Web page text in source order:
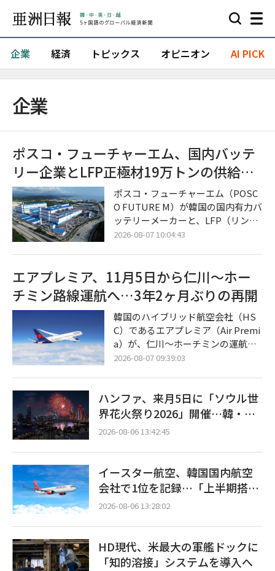
企業 経済 トピックス オピニオン AI PICK
企業
ポスコ・フューチャーエム、国内バッテ
リー企業とLFP正極材19万トンの供給契
約を締結
ポスコ・フューチャーエム（POSC
O FUTURE M）が韓国の国内有力バ
ッテリーメーカーと、LFP（リン酸
鉄リチウム）用正極材の大規模な長
合意は、北米におけるエネルギー貯
蔵システム（ESS）の爆発的な需要
に先手を打って対応するために締結
されたものである。ポスコ・フュー
チャーエムは来年から2032年までの
6年間、19万トン以上のLFP用正極
材を同バッテリー企業に供給する予
ついての詳細な協議を進め、第3四
半期中に正式契
2026-08-07 10:04:43
エアプレミア、11月5日から仁川〜ホー
チミン路線運航へ…3年2ヶ月ぶりの再開
韓国のハイブリッド航空会社（HS
C）であるエアプレミア（Air Premi
a）が、仁川〜ホーチミンの運航を
再開する。同社は7日、今年11月5日
来、約3年2ヶ月ぶりの復活となる。
今回の再開により、両都市間のアク
同社の中長期的な収益戦略にも弾み
がつくことになりそうだ。 エアプレ
ミアによると、同路線は週5回
（月・水・木・土・日）のスケジュ
ールで運航される。仁川国際空港を
午後6時40分に出発し、現地時間の
2026-08-07 09:39:03
ハンファ、来月5日に「ソウル世
界花火祭り2026」開催…韓・
米・英の3カ国が参加
2026-08-06 13:42:45
イースター航空、韓国国内航空
会社で1位を記録…「上半期搭乗
率93%」
2026-08-06 13:28:02
HD現代、米最大の軍艦ドックに
「知的溶接」システムを導入へ